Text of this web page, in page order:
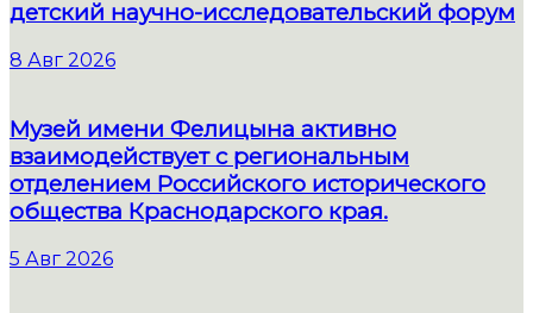
детский научно-исследовательский форум
8 Авг 2026
Музей имени Фелицына активно
взаимодействует с региональным
отделением Российского исторического
общества Краснодарского края.
5 Авг 2026